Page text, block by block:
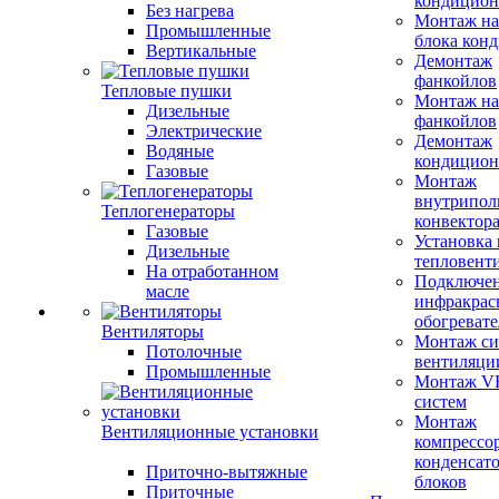
Без нагрева
Промышленные
Вертикальные
Тепловые пушки
Дизельные
Электрические
Водяные
Газовые
Теплогенераторы
Газовые
Дизельные
На отработанном
масле
Вентиляторы
Потолочные
Промышленные
Вентиляционные установки
Приточно-вытяжные
Приточные
Монтаж
блока
Демонтаж
фанкойлов
Монтаж
фанкойлов
Демонтаж
Монтаж
конвектора
Установка
Монтаж
Монтаж
систем
Монтаж
блоков